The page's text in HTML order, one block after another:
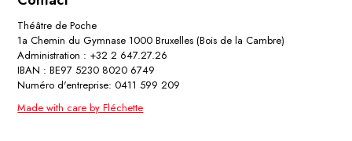
Théâtre de Poche
1a Chemin du Gymnase 1000 Bruxelles (Bois de la Cambre)
Administration : +32 2 647.27.26
IBAN : BE97 5230 8020 6749
Numéro d'entreprise: 0411 599 209
Made with care by Fléchette